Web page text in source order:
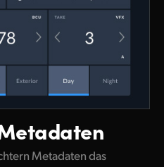
Metadaten das